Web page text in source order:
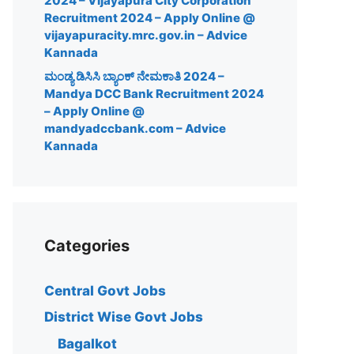
Recruitment 2024 – Apply Online @
vijayapuracity.mrc.gov.in – Advice
Kannada
ಮಂಡ್ಯ ಡಿಸಿಸಿ ಬ್ಯಾಂಕ್ ನೇಮಕಾತಿ 2024 –
Mandya DCC Bank Recruitment 2024
– Apply Online @
mandyadccbank.com – Advice
Kannada
Categories
Central Govt Jobs
District Wise Govt Jobs
Bagalkot